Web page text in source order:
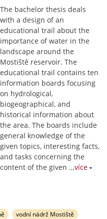
The bachelor thesis deals
with a design of an
educational trail about the
importance of water in the
landscape around the
Mostiště reservoir. The
educational trail contains ten
information boards focusing
on hydrological,
biogeographical, and
historical information about
the area. The boards include
general knowledge of the
given topics, interesting facts,
and tasks concerning the
content of the given …více
vodní nádrž Mostiště